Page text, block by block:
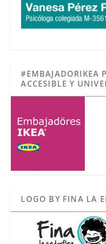
#EMBAJADORIKEA
ACCESIBLE Y
LOGO BY FINA LA